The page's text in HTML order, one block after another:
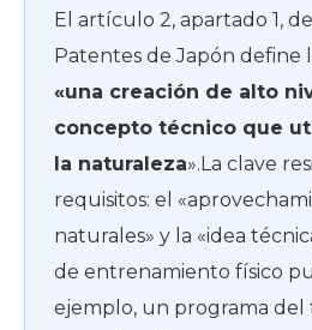
El artículo 2, apartado 1,
Patentes de Japón define
«una creación de alto
concepto técnico que
la naturaleza».La clave
requisitos: el
naturales» y la «idea
de entrenamiento físico
ejemplo, un programa del